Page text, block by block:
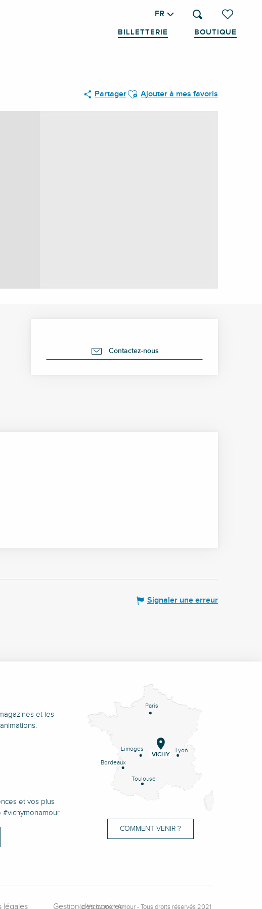
Voir les
Recherche
FR
BILLETTERIE BOUTIQUE
PartagerAjouter aux favoris
Ajouter à mes favoris
Contactez-nous
Signaler une erreur
et les
et vos plus
Paris
Lyon
Limoges
Bordeaux
Toulouse
VICHY
COMMENT VENIR ?
légales Gestion des cookies
(c) Vichy mon Amour - Tous droits réservés 2021